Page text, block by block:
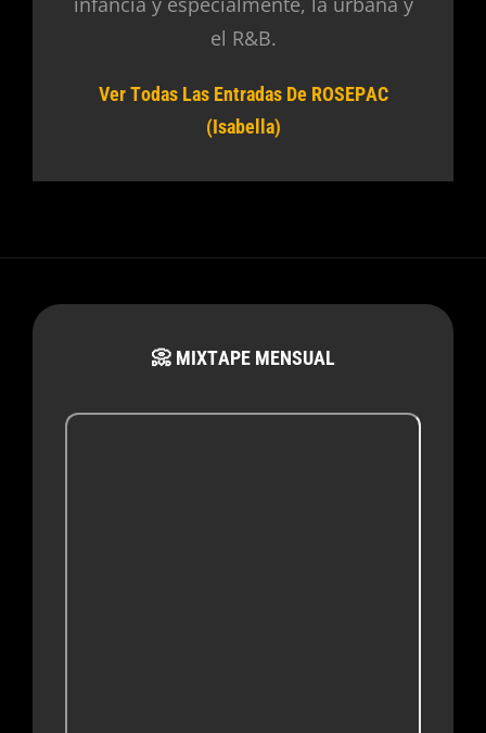
el R&B.
Ver Todas Las Entradas De ROSEPAC
(Isabella)
📀 MIXTAPE MENSUAL